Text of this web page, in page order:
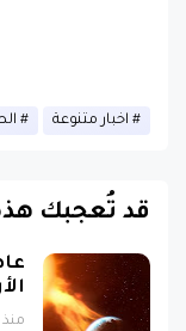
اخبار متنوعة
قد تُعجبك
منذ 10 أشهر